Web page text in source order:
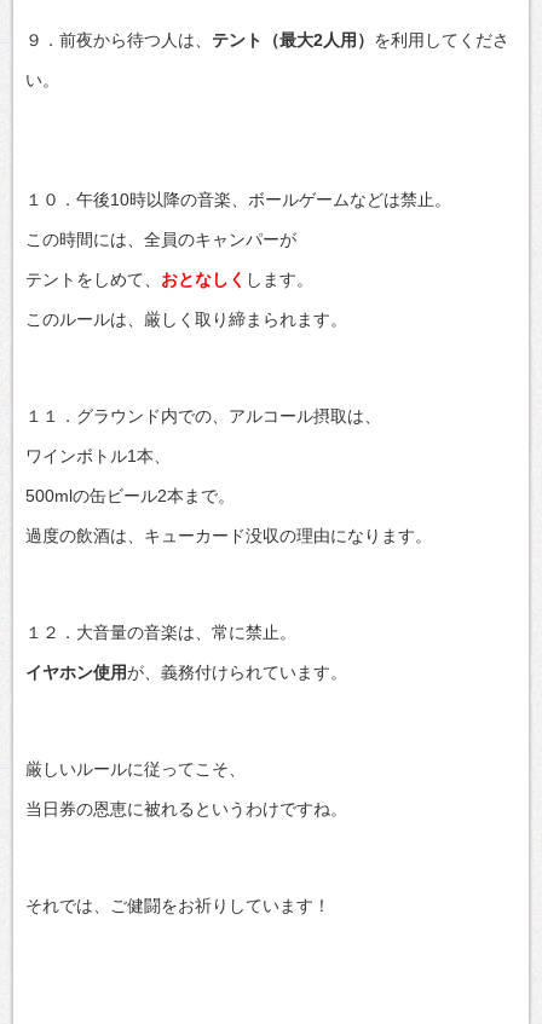
９．前夜から待つ人は、 テント（最大2人用） を利用してくださ
い。
１０．午後10時以降の音楽、ボールゲームなどは禁止。
この時間には、全員のキャンパーが
テントをしめて、 おとなしく します。
このルールは、厳しく取り締まられます。
１１．グラウンド内での、アルコール摂取は、
ワインボトル1本、
500mlの缶ビール2本まで。
過度の飲酒は、キューカード没収の理由になります。
１２．大音量の音楽は、常に禁止。
イヤホン使用が、義務付けられています。
厳しいルールに従ってこそ、
当日券の恩恵に被れるというわけですね。
それでは、ご健闘をお祈りしています！